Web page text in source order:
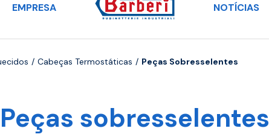
EMPRESA NOTÍCIAS
Cabeças Termostáticas Peças Sobresselentes
Peças sobresselentes